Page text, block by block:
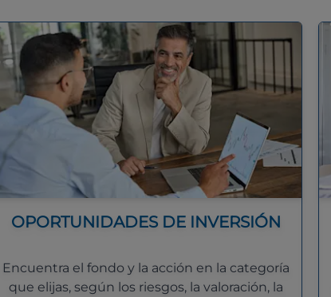
OPORTUNIDADES DE INVERSIÓN
Encuentra el fondo y la acción en la categoría
que elijas, según los riesgos, la valoración, la